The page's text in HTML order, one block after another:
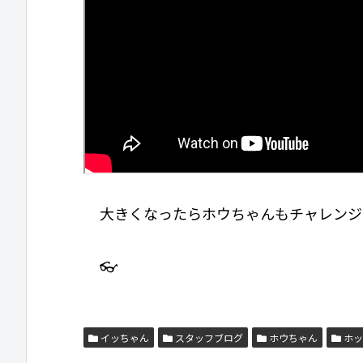
大きくなったらホウちゃんもチャレン
👓
イッちゃん スタッフブログ ホウちゃん ホ